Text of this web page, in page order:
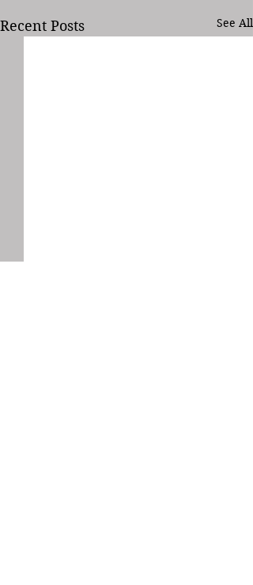
Recent Posts See All